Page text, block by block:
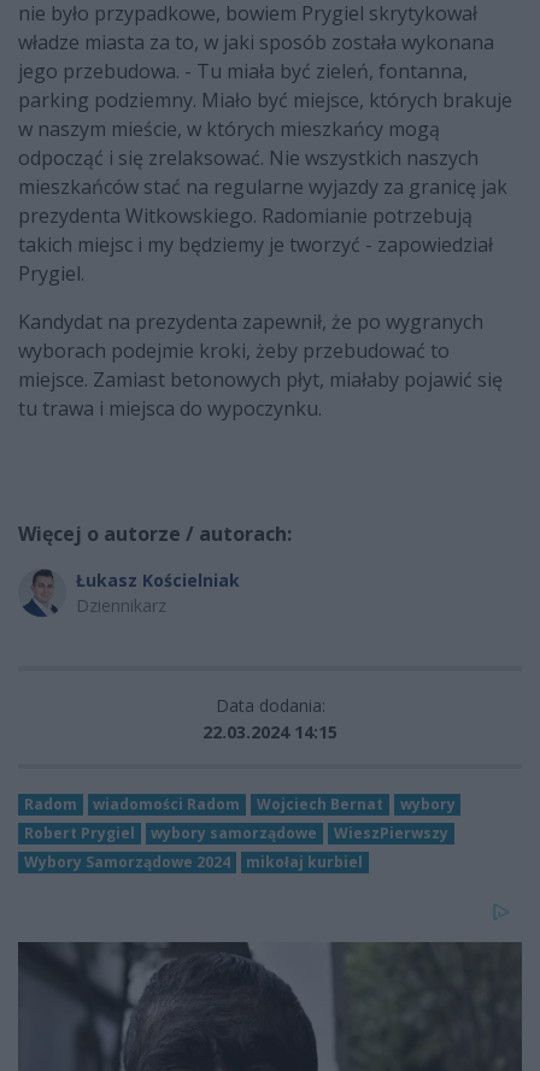
nie było przypadkowe, bowiem Prygiel skrytykował
władze miasta za to, w jaki sposób została wykonana
jego przebudowa. - Tu miała być zieleń, fontanna,
parking podziemny. Miało być miejsce, których brakuje
w naszym mieście, w których mieszkańcy mogą
odpocząć i się zrelaksować. Nie wszystkich naszych
mieszkańców stać na regularne wyjazdy za granicę jak
prezydenta Witkowskiego. Radomianie potrzebują
takich miejsc i my będziemy je tworzyć - zapowiedział
Prygiel.
Kandydat na prezydenta zapewnił, że po wygranych
wyborach podejmie kroki, żeby przebudować to
miejsce. Zamiast betonowych płyt, miałaby pojawić się
tu trawa i miejsca do wypoczynku.
Więcej o autorze / autorach:
Łukasz Kościelniak
Dziennikarz
Data dodania:
22.03.2024 14:15
Radom wiadomości Radom Wojciech Bernat
wybory
Robert Prygiel
wybory samorządowe
WieszPierwszy
Wybory Samorządowe 2024
mikołaj kurbiel